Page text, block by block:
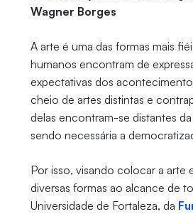
Wagner Borges
A arte é uma das formas mais
humanos encontram de
expectativas dos
cheio de artes distintas e
delas encontram-se distantes
sendo necessária a
Por isso, visando colocar a arte
diversas formas ao alcance de
Universidade de Fortaleza, da